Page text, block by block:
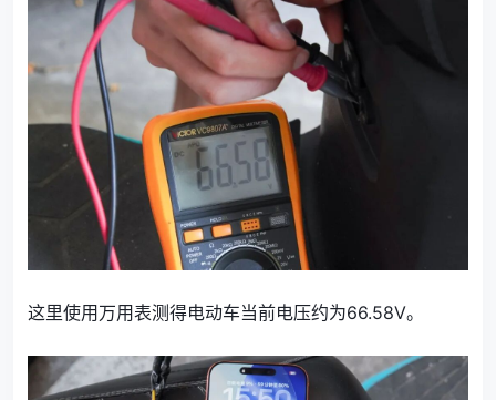
这里使用万用表测得电动车当前电压约为66.58V。